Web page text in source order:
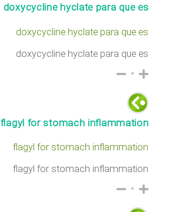
doxycycline hyclate para que es
doxycycline hyclate para que es
doxycycline hyclate para que es
۰
flagyl for stomach inflammation
flagyl for stomach inflammation
flagyl for stomach inflammation
۰